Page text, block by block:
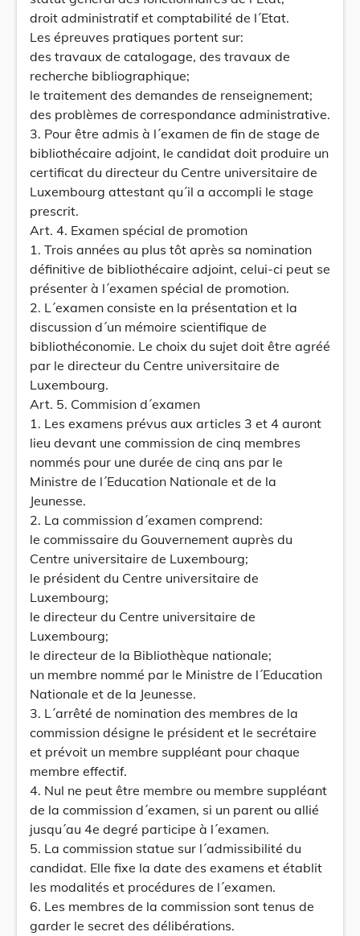
droit administratif et comptabilité de l´Etat.
Les épreuves pratiques portent sur:
des travaux de catalogage, des travaux de
recherche bibliographique;
le traitement des demandes de renseignement;
des problèmes de correspondance administrative.
3. Pour être admis à l´examen de fin de stage de
bibliothécaire adjoint, le candidat doit produire un
certificat du directeur du Centre universitaire de
Luxembourg attestant qu´il a accompli le stage
prescrit.
Art. 4. Examen spécial de promotion
1. Trois années au plus tôt après sa nomination
définitive de bibliothécaire adjoint, celui-ci peut se
présenter à l´examen spécial de promotion.
2. L´examen consiste en la présentation et la
discussion d´un mémoire scientifique de
bibliothéconomie. Le choix du sujet doit être agréé
par le directeur du Centre universitaire de
Luxembourg.
Art. 5. Commision d´examen
1. Les examens prévus aux articles 3 et 4 auront
lieu devant une commission de cinq membres
nommés pour une durée de cinq ans par le
Ministre de l´Education Nationale et de la
Jeunesse.
2. La commission d´examen comprend:
le commissaire du Gouvernement auprès du
Centre universitaire de Luxembourg;
le président du Centre universitaire de
Luxembourg;
le directeur du Centre universitaire de
Luxembourg;
le directeur de la Bibliothèque nationale;
un membre nommé par le Ministre de l´Education
Nationale et de la Jeunesse.
3. L´arrêté de nomination des membres de la
commission désigne le président et le secrétaire
et prévoit un membre suppléant pour chaque
membre effectif.
4. Nul ne peut être membre ou membre suppléant
de la commission d´examen, si un parent ou allié
jusqu´au 4e degré participe à l´examen.
5. La commission statue sur l´admissibilité du
candidat. Elle fixe la date des examens et établit
les modalités et procédures de l´examen.
6. Les membres de la commission sont tenus de
garder le secret des délibérations.